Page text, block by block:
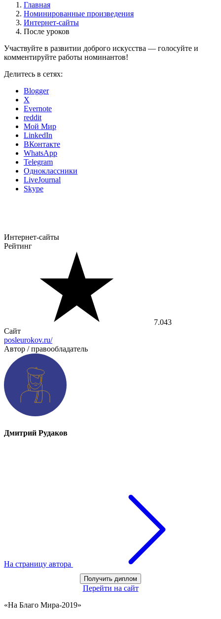
Главная
Номинированные произведения
Интернет-сайты
После уроков
Участвуйте в развитии доброго искусства — голосуйте и
комментируйте работы номинантов!
Делитесь в сетях:
Blogger
X
Evernote
reddit
Мой Мир
LinkedIn
ВКонтакте
WhatsApp
Telegram
Одноклассники
LiveJournal
Skype
Интернет-сайты
Рейтинг
7.043
Сайт
posleurokov.ru/
Автор / правообладатель
Дмитрий Рудаков
На страницу автора
Получить диплом
Перейти на сайт
«На Благо Мира-2019»